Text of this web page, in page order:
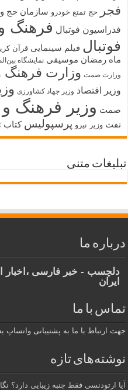
فجر
حج تمتع خودرو سازمان حج
فدراسیون فوتبال فرهنگ
فوتبال فیلم سینمایی قرآن
ماه رمضان موسیقی نمایشگاه
وزارت صمت وزارت فرهنگ
وزیر اقتصاد وزیر جهاد کشاورزی
صمت وزیر فرهنگ
نفت وزیر نیرو پرسپولیس کتاب
تبلیغات متنی
درباره ما
دلچسب - خبر فارسی ،اخبار
ایران
تماس با ما
جهت ارتباط با ما به پشتیبانی واتساپ به شماره 09056213048
نوشته‌های تازه
آیا ارتودنسی فقط جنبه زیبایی دارد؟